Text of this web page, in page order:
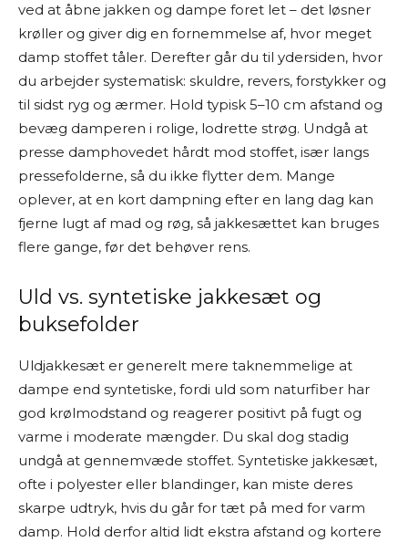
ved at åbne jakken og dampe foret let – det løsner
krøller og giver dig en fornemmelse af, hvor meget
damp stoffet tåler. Derefter går du til ydersiden, hvor
du arbejder systematisk: skuldre, revers, forstykker og
til sidst ryg og ærmer. Hold typisk 5–10 cm afstand og
bevæg damperen i rolige, lodrette strøg. Undgå at
presse damphovedet hårdt mod stoffet, især langs
pressefolderne, så du ikke flytter dem. Mange
oplever, at en kort dampning efter en lang dag kan
fjerne lugt af mad og røg, så jakkesættet kan bruges
flere gange, før det behøver rens.
Uld vs. syntetiske jakkesæt og
buksefolder
Uldjakkesæt er generelt mere taknemmelige at
dampe end syntetiske, fordi uld som naturfiber har
god krølmodstand og reagerer positivt på fugt og
varme i moderate mængder. Du skal dog stadig
undgå at gennemvæde stoffet. Syntetiske jakkesæt,
ofte i polyester eller blandinger, kan miste deres
skarpe udtryk, hvis du går for tæt på med for varm
damp. Hold derfor altid lidt ekstra afstand og kortere